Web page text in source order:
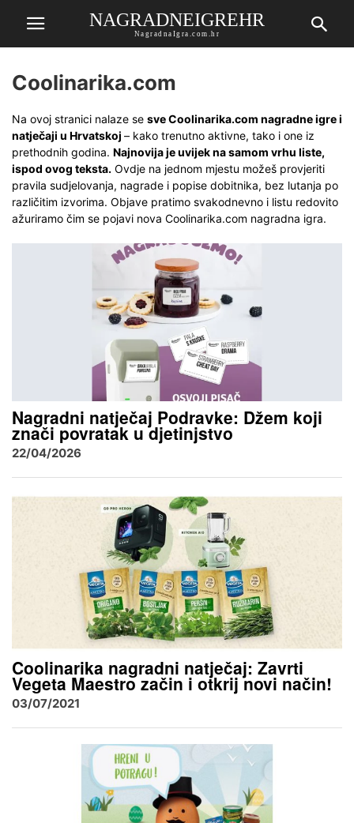
NAGRADNEIGREHR
NagradnaIgra.com.hr
Coolinarika.com
Na ovoj stranici nalaze se sve Coolinarika.com nagradne igre i
natječaji u Hrvatskoj – kako trenutno aktivne, tako i one iz
prethodnih godina. Najnovija je uvijek na samom vrhu liste,
ispod ovog teksta. Ovdje na jednom mjestu možeš provjeriti
pravila sudjelovanja, nagrade i popise dobitnika, bez lutanja po
različitim izvorima. Objave pratimo svakodnevno i listu redovito
ažuriramo čim se pojavi nova Coolinarika.com nagradna igra.
Nagradni natječaj Podravke: Džem koji
znači povratak u djetinjstvo
22/04/2026
Coolinarika nagradni natječaj: Zavrti
Vegeta Maestro začin i otkrij novi način!
03/07/2021